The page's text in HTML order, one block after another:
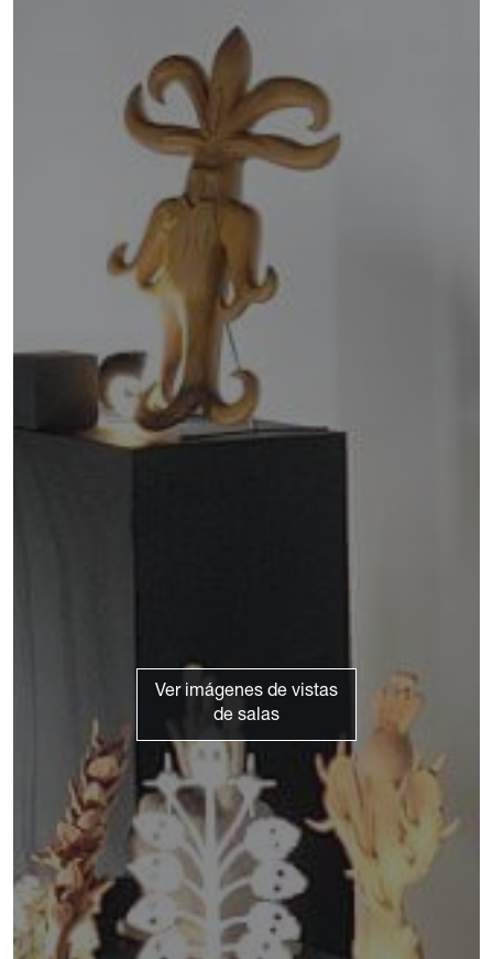
Ver imágenes de vistas
de salas